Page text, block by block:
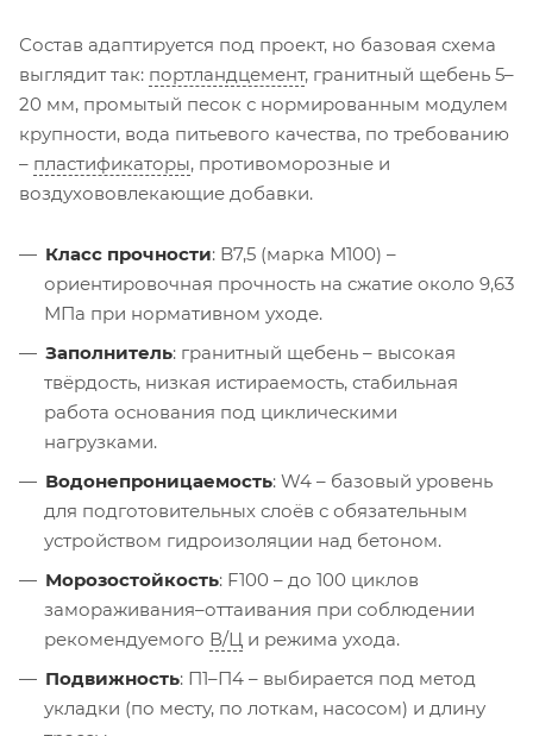
Состав адаптируется под проект, но базовая схема
выглядит так: портландцемент, гранитный щебень 5–
20 мм, промытый песок с нормированным модулем
крупности, вода питьевого качества, по требованию
– пластификаторы, противоморозные и
воздухововлекающие добавки.
Класс прочности: B7,5 (марка М100) –
ориентировочная прочность на сжатие около 9,63
МПа при нормативном уходе.
Заполнитель: гранитный щебень – высокая
твёрдость, низкая истираемость, стабильная
работа основания под циклическими
нагрузками.
Водонепроницаемость: W4 – базовый уровень
для подготовительных слоёв с обязательным
устройством гидроизоляции над бетоном.
Морозостойкость: F100 – до 100 циклов
замораживания–оттаивания при соблюдении
рекомендуемого В/Ц и режима ухода.
Подвижность: П1–П4 – выбирается под метод
укладки (по месту, по лоткам, насосом) и длину